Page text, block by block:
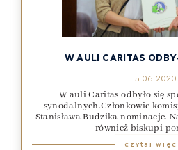
W AULI CARITAS
5.06.2020
W auli Caritas odbyło się
synodalnych.Członkowie
Stanisława Budzika nominacje.
również biskupi
czytaj